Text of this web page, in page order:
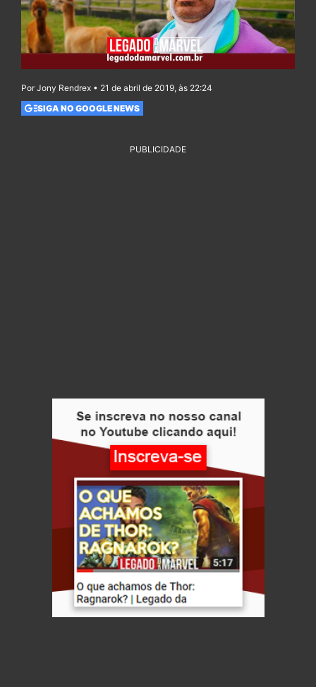
Por Jony Rendrex • 21 de abril de 2019, às 22:24
SIGA NO GOOGLE NEWS
PUBLICIDADE